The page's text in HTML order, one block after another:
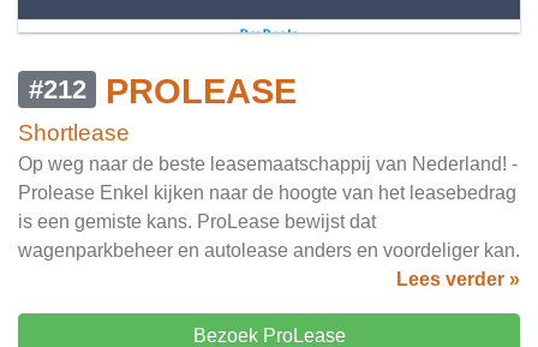
#212 PROLEASE
Shortlease
Op weg naar de beste leasemaatschappij van Nederland! -
Prolease Enkel kijken naar de hoogte van het leasebedrag
is een gemiste kans. ProLease bewijst dat
wagenparkbeheer en autolease anders en voordeliger kan.
Lees verder »
Bezoek ProLease